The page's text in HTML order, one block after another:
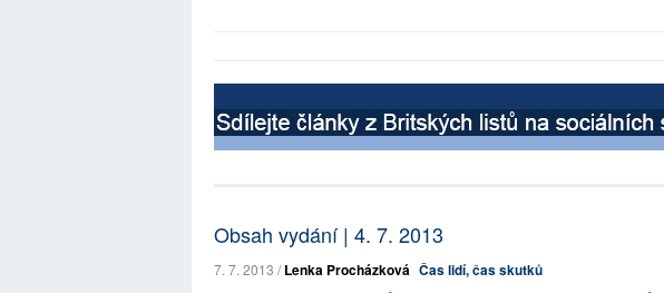
Obsah vydání | 4. 7. 2013
7. 7. 2013 /Lenka Procházková Čas lidí, čas skutků